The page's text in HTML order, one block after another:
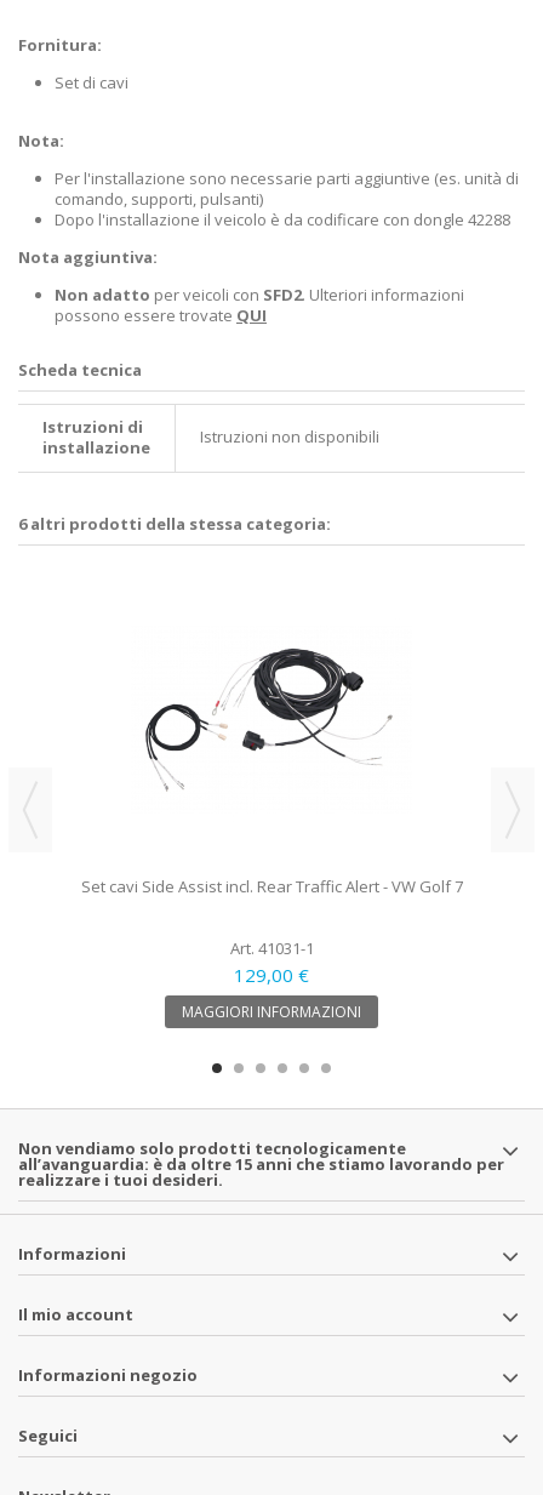
Fornitura:
Set di cavi
Nota:
Per l'installazione sono necessarie parti aggiuntive (es. unità di
comando, supporti, pulsanti)
Dopo l'installazione il veicolo è da codificare con dongle 42288
Nota aggiuntiva:
Non adatto per veicoli con SFD2. Ulteriori informazioni
possono essere trovate QUI
Scheda tecnica
Istruzioni di
installazione
Istruzioni non disponibili
6 altri prodotti della stessa categoria:
Set cavi Side Assist incl. Rear Traffic Alert - VW Golf 7
Art. 41031-1
129,00 €
MAGGIORI INFORMAZIONI
Non vendiamo solo prodotti tecnologicamente
all’avanguardia: è da oltre 15 anni che stiamo lavorando per
realizzare i tuoi desideri.
Informazioni
Il mio account
Informazioni negozio
Seguici